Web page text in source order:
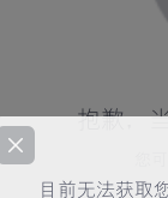
目前无法获取
抱歉，